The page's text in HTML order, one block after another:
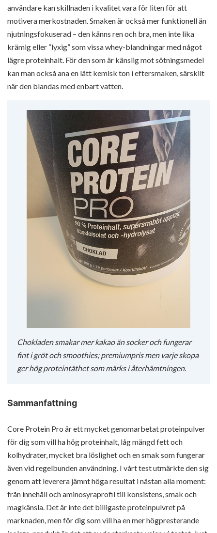
användare kan skillnaden i kvalitet vara för liten för att
motivera merkostnaden. Smaken är också mer funktionell än
njutningsfokuserad – den känns ren och bra, men inte lika
krämig eller “lyxig” som vissa whey-blandningar med något
lägre proteinhalt. För den som är känslig mot sötningsmedel
kan man också ana en lätt kemisk ton i eftersmaken, särskilt
när den blandas med enbart vatten.
Chokladen smakar mer kakao än socker och fungerar
fint i gröt och smoothies; premiumpris men varje skopa
ger hög proteintäthet som märks i återhämtningen.
Sammanfattning
Core Protein Pro är ett mycket genomarbetat proteinpulver
för dig som vill ha hög proteinhalt, låg mängd fett och
kolhydrater, mycket bra löslighet och en smak som fungerar
även vid regelbunden användning. I vårt test utmärkte den sig
genom att leverera jämnt höga resultat i nästan alla moment:
från innehåll och aminosyraprofil till konsistens, smak och
magkänsla. Det är inte det billigaste proteinpulvret på
marknaden, men för dig som vill ha en mer högpresterande